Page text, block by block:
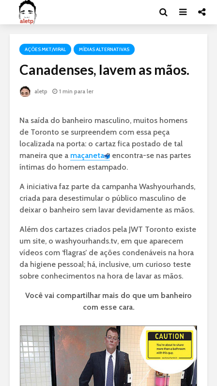
AÇÕES MKT/VIRAL MÍDIAS ALTERNATIVAS
Canadenses, lavem as mãos.
aletp 1 min para ler
Na saída do banheiro masculino, muitos homens
de Toronto se surpreendem com essa peça
localizada na porta: o cartaz fica postado de tal
maneira que a maçaneta
encontra-se nas partes
íntimas do homem estampado.
A iniciativa faz parte da campanha Washyourhands,
criada para desestimular o público masculino de
deixar o banheiro sem lavar devidamente as mãos.
Além dos cartazes criados pela JWT Toronto existe
um site, o washyourhands.tv, em que aparecem
vídeos com ‘flagras’ de ações condenáveis na hora
da higiene pessoal; há, inclusive, um curioso teste
sobre conhecimentos na hora de lavar as mãos.
Você vai compartilhar mais do que um banheiro
com esse cara.